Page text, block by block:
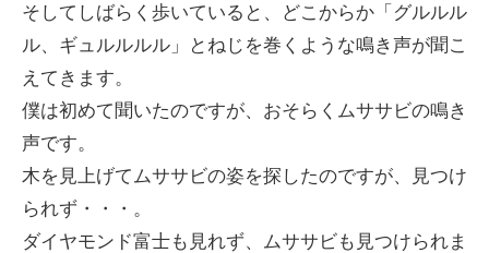
そしてしばらく歩いていると、どこからか「グルルル
ル、ギュルルルル」とねじを巻くような鳴き声が聞こ
えてきます。
僕は初めて聞いたのですが、おそらくムササビの鳴き
声です。
木を見上げてムササビの姿を探したのですが、見つけ
られず・・・。
ダイヤモンド富士も見れず、ムササビも見つけられま